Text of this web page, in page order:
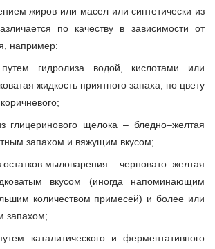
жиров или масел или синтетически из
по качеству в зависимости от
например:
гидролиза водой, кислотами или
жидкость приятного запаха, по цвету
глицеринового щелока – бледно–желтая
запахом и вяжущим вкусом;
мыловарения – черновато–желтая
вкусом (иногда напоминающим
количеством примесей) и более или
запахом;
каталитического и ферментативного